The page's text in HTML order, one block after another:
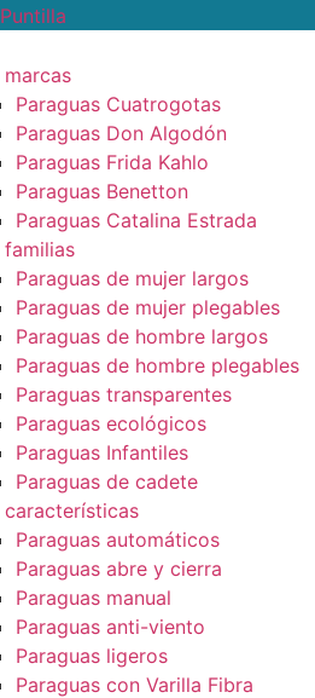
marcas
Paraguas Cuatrogotas
Paraguas Don Algodón
Paraguas Frida Kahlo
Paraguas Benetton
Paraguas Catalina Estrada
familias
Paraguas de mujer largos
Paraguas de mujer plegables
Paraguas de hombre largos
Paraguas de hombre plegables
Paraguas transparentes
Paraguas ecológicos
Paraguas Infantiles
Paraguas de cadete
características
Paraguas automáticos
Paraguas abre y cierra
Paraguas manual
Paraguas anti-viento
Paraguas ligeros
Paraguas con Varilla Fibra